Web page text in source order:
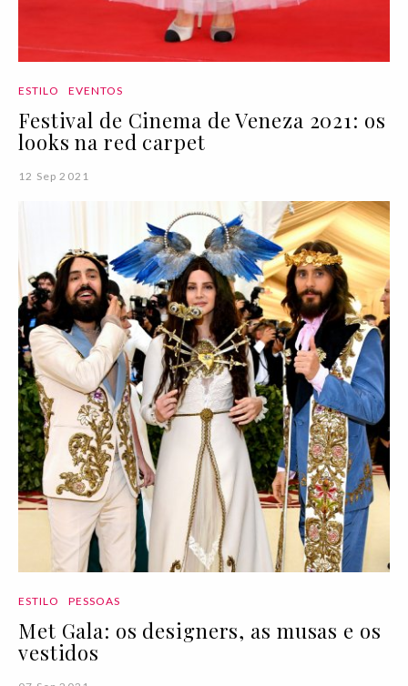
ESTILO EVENTOS
Festival de Cinema de Veneza 2021: os
looks na red carpet
12 Sep 2021
ESTILO PESSOAS
Met Gala: os designers, as musas e os
vestidos